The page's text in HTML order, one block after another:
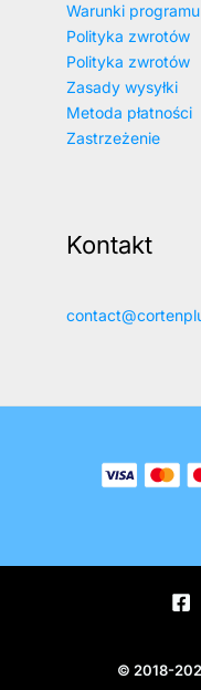
Warunki
Polityka zwrotów
Polityka zwrotów
Zasady wysyłki
Metoda płatności
Zastrzeżenie
Kontakt
© 2018-